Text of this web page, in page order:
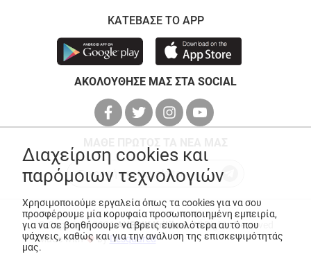
ΚΑΤΕΒΑΣΕ ΤΟ APP
ΑΚΟΛΟΥΘΗΣΕ ΜΑΣ ΣΤΑ SOCIAL
© Copyright 2026ANEDIK Kritikos. All Rights Reserved
Made with
byDesquared
Διαχείριση cookies και
παρόμοιων τεχνολογιών
Χρησιμοποιούμε εργαλεία όπως τα cookies για να σου
προσφέρουμε μία κορυφαία προσωποποιημένη εμπειρία,
για να σε βοηθήσουμε να βρεις ευκολότερα αυτό που
ψάχνεις, καθώς και για την ανάλυση της επισκεψιμότητάς
μας.